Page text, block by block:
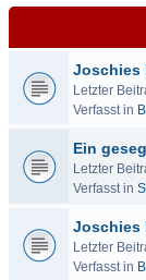
Joschies
Letzter
Verfasst in
Ein
Letzter
Verfasst in
Joschies
Letzter
Verfasst in